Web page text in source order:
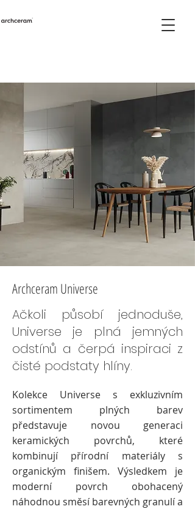
Archceram Universe
Kolekce Universe s exkluzivním
sortimentem plných barev
představuje novou generaci
keramických povrchů, které
kombinují přírodní materiály s
organickým finišem. Výsledkem je
moderní povrch obohacený
náhodnou směsí barevných granulí a
Ačkoli působí jednoduše,
Universe je plná jemných
odstínů a čerpá inspiraci z
čisté podstaty hlíny.